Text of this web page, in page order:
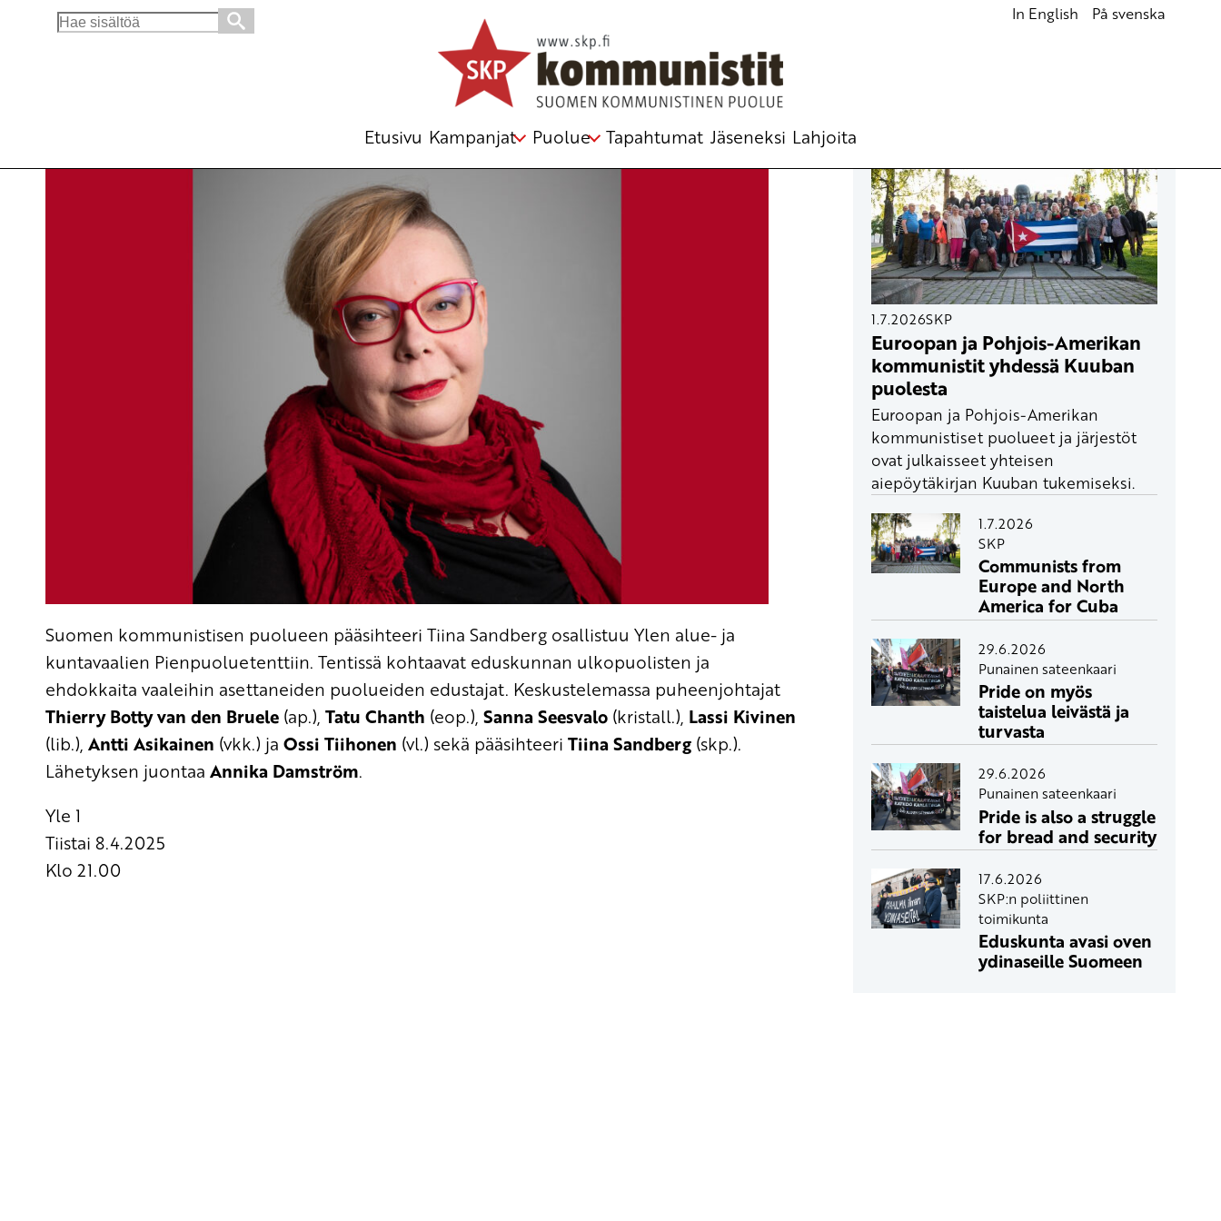
Search
In English På svenska
Etusivu Kampanjat Puolue Tapahtumat Jäseneksi Lahjoita
SKP:n Tiina Sandberg Ylen Pienpuoluetentissä tiistaina 8.4. klo 21
pienpuoluetentti ,vaalit
Suomen kommunistisen puolueen pääsihteeri Tiina Sandberg osallistuu Ylen alue- ja
kuntavaalien Pienpuoluetenttiin. Tentissä kohtaavat eduskunnan ulkopuolisten ja
ehdokkaita vaaleihin asettaneiden puolueiden edustajat. Keskustelemassa puheenjohtajat
Thierry Botty van den Bruele (ap.), Tatu Chanth (eop.), Sanna Seesvalo (kristall.), Lassi Kivinen
(lib.), Antti Asikainen (vkk.) ja Ossi Tiihonen (vl.) sekä pääsihteeri Tiina Sandberg (skp.).
Lähetyksen juontaa Annika Damström.
Yle 1
Tiistai 8.4.2025
Klo 21.00
1.7.2026SKP
Euroopan ja Pohjois-Amerikan
kommunistit yhdessä Kuuban
puolesta
Euroopan ja Pohjois-Amerikan
kommunistiset puolueet ja järjestöt
ovat julkaisseet yhteisen
aiepöytäkirjan Kuuban tukemiseksi.
1.7.2026
SKP
Communists from
Europe and North
America for Cuba
29.6.2026
Punainen sateenkaari
Pride on myös
taistelua leivästä ja
turvasta
29.6.2026
Punainen sateenkaari
Pride is also a struggle
for bread and security
17.6.2026
SKP:n poliittinen
toimikunta
Eduskunta avasi oven
ydinaseille Suomeen